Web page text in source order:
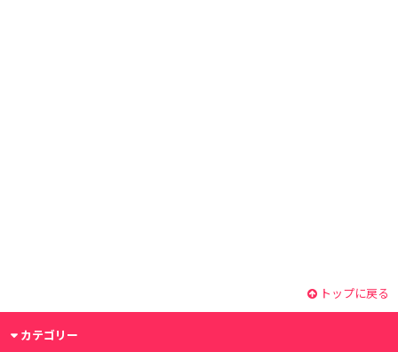
トップに戻る
カテゴリー